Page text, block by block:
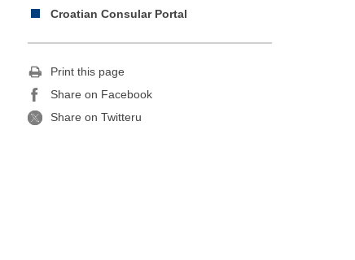
Croatian Consular Portal
Print this page
Share on Facebook
Share on Twitteru